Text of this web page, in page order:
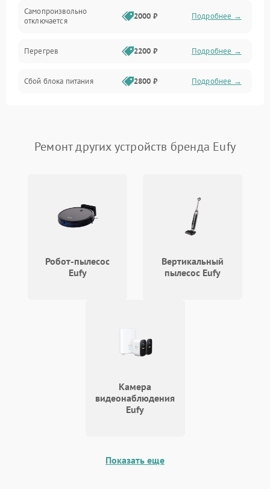
Самопроизвольно
отключается
2000 ₽ Подробнее →
Перегрев 2200 ₽ Подробнее →
Сбой блока питания 2800 ₽ Подробнее →
Ремонт других устройств бренда Eufy
Робот-пылесос
Eufy
Вертикальный
пылесос Eufy
Камера
видеонаблюдения
Eufy
Показать еще